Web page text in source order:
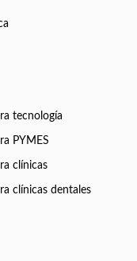
tecnología
PYMES
clínicas
clínicas dentales